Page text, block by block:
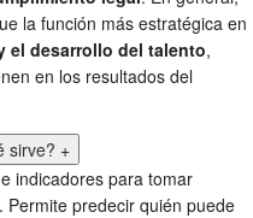
la función más estratégica en
el desarrollo del talento,
en los resultados del
sirve? +
indicadores para tomar
Permite predecir quién puede